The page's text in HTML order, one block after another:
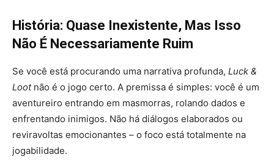
História: Quase Inexistente, Mas Isso
Não É Necessariamente Ruim
Se você está procurando uma narrativa profunda, Luck &
Lootnão é o jogo certo. A premissa é simples: você é um
aventureiro entrando em masmorras, rolando dados e
enfrentando inimigos. Não há diálogos elaborados ou
reviravoltas emocionantes – o foco está totalmente na
jogabilidade.